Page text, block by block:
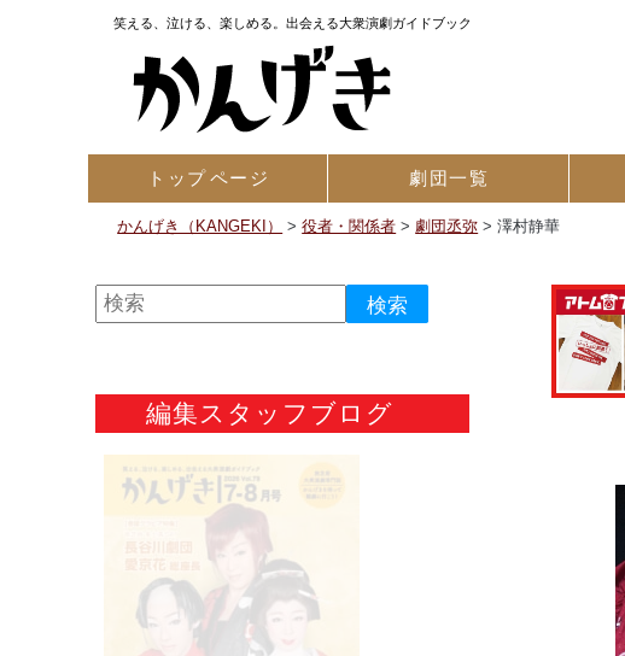
笑える、泣ける、楽しめる。出会える大衆演劇ガイドブック
トップページ 劇団一覧
かんげき（KANGEKI） >役者・関係者 >劇団丞弥 >澤村静華
編集スタッフブログ